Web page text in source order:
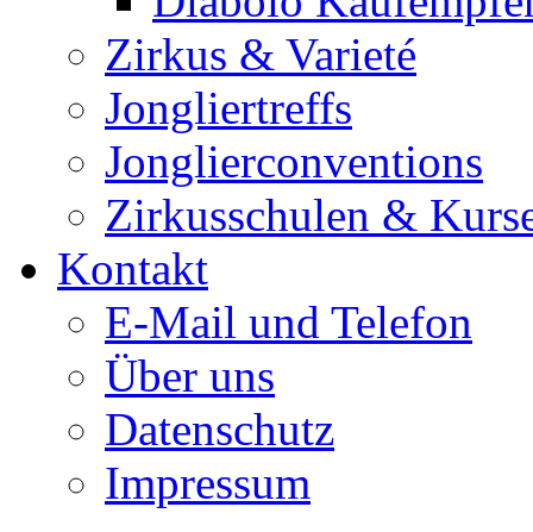
Zirkus & Varieté
Jongliertreffs
Jonglierconventions
Zirkusschulen &
Kontakt
E-Mail und Telefon
Über uns
Datenschutz
Impressum